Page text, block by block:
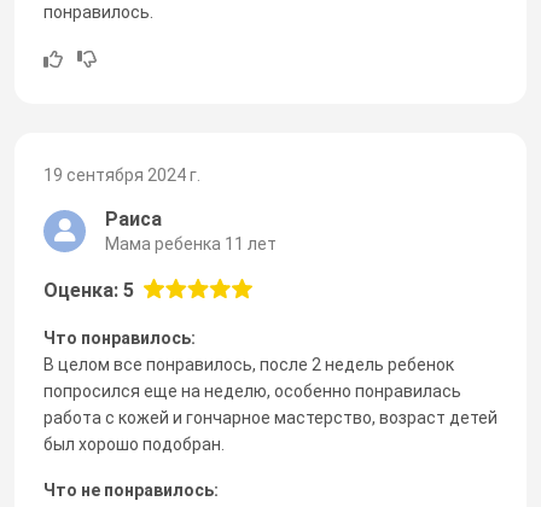
понравилось.
19 сентября 2024 г.
Раиса
Мама ребенка 11 лет
Оценка: 5
Что понравилось:
В целом все понравилось, после 2 недель ребенок
попросился еще на неделю, особенно понравилась
работа с кожей и гончарное мастерство, возраст детей
был хорошо подобран.
Что не понравилось: